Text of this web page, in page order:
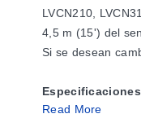
LVCN210,
4,5 m (15') del
Si se desean
Especificaciones
Pantalla
Read More